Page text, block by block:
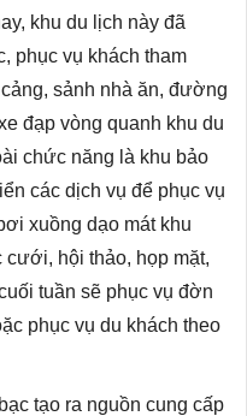
khu du lịch này đã
phục vụ khách tham
sảnh nhà ăn, đường
đạp vòng quanh khu du
chức năng là khu bảo
các dịch vụ để phục vụ
xuồng dạo mát khu
hội thảo, họp mặt,
tuần sẽ phục vụ đờn
phục vụ du khách theo
tạo ra nguồn cung cấp